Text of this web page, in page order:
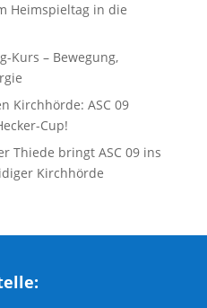
Heimspieltag in die
Kurs – Bewegung,
Kirchhörde: ASC 09
Cup!
Thiede bringt ASC 09 ins
Kirchhörde